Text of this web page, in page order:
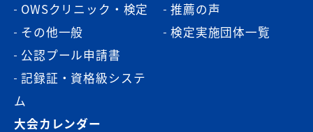
OWSクリニック・検定
その他一般
公認プール申請書
記録証・資格級システ
ム
推薦の声
検定実施団体一覧
大会カレンダー